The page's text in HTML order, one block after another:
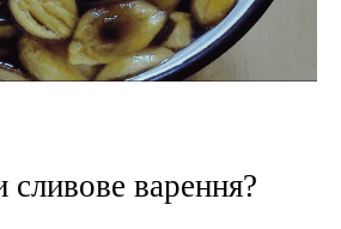
сливове варення?